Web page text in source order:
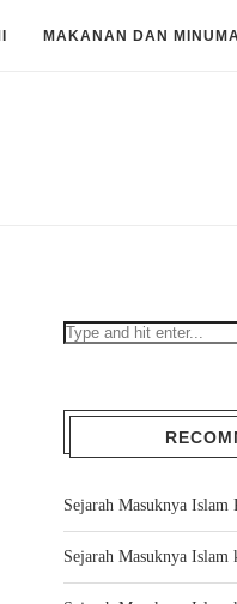
MAKANAN DAN
Sejarah Masuknya Islam
Sejarah Masuknya Islam